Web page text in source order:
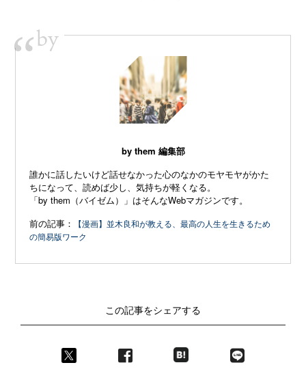
“by
by them 編集部
誰かに話したいけど話せなかった心のなかのモヤモヤがかた
ちになって、読めば少し、気持ちが軽くなる。
「by them（バイゼム）」はそんなWebマガジンです。
前の記事：
【漫画】並木良和が教える、最高の人生を生きるため
の簡易版ワーク
この記事をシェアする